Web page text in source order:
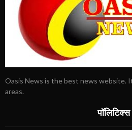
Oasis News is the best news website.
areas.
पॉलिटिक्स